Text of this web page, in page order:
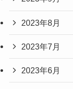
2023年8月
2023年7月
2023年6月